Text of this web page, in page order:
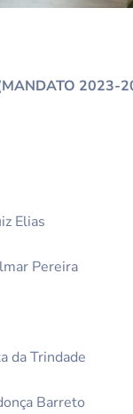
2023-
Elias
Pereira
da Trindade
Barreto